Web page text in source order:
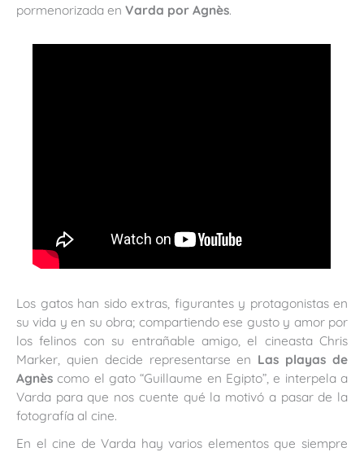
pormenorizada en Varda por Agnès.
Los gatos han sido extras, figurantes y protagonistas en
su vida y en su obra; compartiendo ese gusto y amor por
los felinos con su entrañable amigo, el cineasta Chris
Marker, quien decide representarse en Las playas de
Agnès como el gato “Guillaume en Egipto”, e interpela a
Varda para que nos cuente qué la motivó a pasar de la
fotografía al cine.
En el cine de Varda hay varios elementos que siempre